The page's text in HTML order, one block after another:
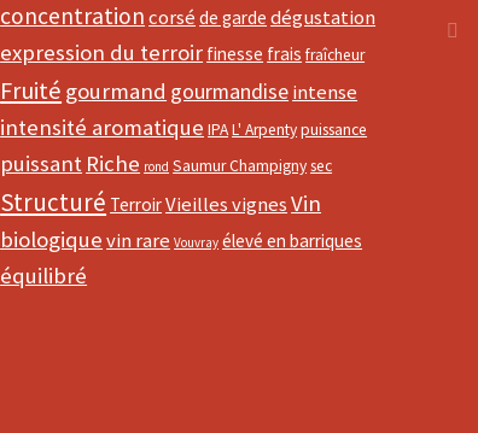
concentrationcorsé de garde dégustation
expression du terroir finesse frais fraîcheur
Fruité gourmand gourmandiseintense
intensité aromatique IPAL' Arpentypuissance
puissant Riche rond Saumur Champignysec
Structuré TerroirVieilles vignesVin
biologiquevin rare Vouvray élevé en barriques
équilibré